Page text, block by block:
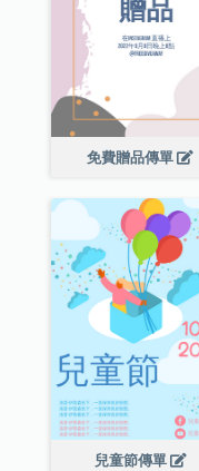
免費贈品傳單
兒童節傳單